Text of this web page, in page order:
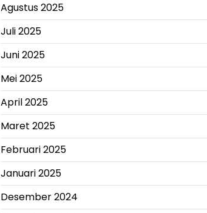
Agustus 2025
Juli 2025
Juni 2025
Mei 2025
April 2025
Maret 2025
Februari 2025
Januari 2025
Desember 2024